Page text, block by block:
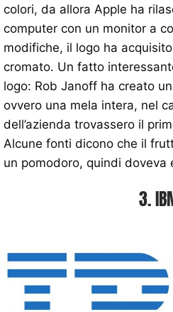
colori, da allora Apple ha
computer con un monitor a
modifiche, il logo ha
cromato. Un fatto
logo: Rob Janoff ha creato
ovvero una mela intera, nel
dell’azienda trovassero il
Alcune fonti dicono che il
un pomodoro, quindi doveva
3.